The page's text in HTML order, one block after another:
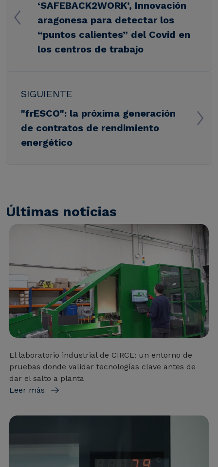
‘SAFEBACK2WORK’, Innovación
aragonesa para detectar los
“puntos calientes” del Covid en
los centros de trabajo
SIGUIENTE
"frESCO": la próxima generación
de contratos de rendimiento
energético
Últimas noticias
El laboratorio industrial de CIRCE: un entorno de
pruebas donde validar tecnologías clave antes de
dar el salto a planta
Leer más